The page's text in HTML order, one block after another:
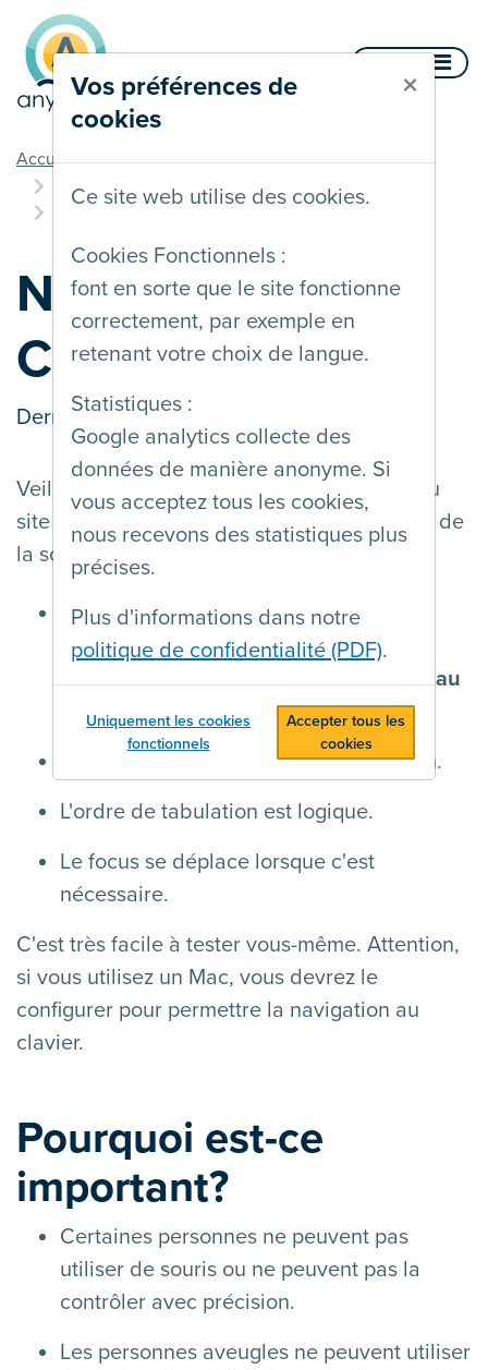
Vos préférences de
cookies
×
Ce site web utilise des cookies.
Cookies Fonctionnels :
font en sorte que le site fonctionne
correctement, par exemple en
retenant votre choix de langue.
Statistiques :
Google analytics collecte des
données de manière anonyme. Si
vous acceptez tous les cookies,
nous recevons des statistiques plus
précises.
Plus d'informations dans notre
politique de confidentialité (PDF).
Uniquement les cookies
fonctionnels
Accepter tous les
cookies
Aller au contenu
Accueil
Documentation
Multiples méthodes d'interaction
Navigation au Clavier
Navigation au
Clavier
Dernière mise à jour le
Veillez à ce que toutes les fonctionnalités du
site soient utilisables avec le clavier en plus de
la souris.
Tous les éléments interactifs (liens,
éléments de formulaire) peuvent être
atteints avec la touche TABetactivés au
moyen du clavier.
Le focus est visible lors de la tabulation.
L'ordre de tabulation est logique.
Le focus se déplace lorsque c'est
nécessaire.
C'est très facile à tester vous-même. Attention,
si vous utilisez un Mac, vous devrez le
configurer pour permettre la navigation au
clavier.
Pourquoi est-ce
important?
Certaines personnes ne peuvent pas
utiliser de souris ou ne peuvent pas la
contrôler avec précision.
Les personnes aveugles ne peuvent utiliser